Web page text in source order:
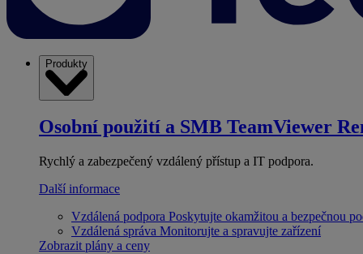
Produkty
Osobní použití a SMB TeamViewer
Rychlý a zabezpečený vzdálený přístup a IT podpora.
Další informace
Vzdálená podpora Poskytujte okamžitou a bezpečnou
Vzdálená správa Monitorujte a spravujte zařízení
Zobrazit plány a ceny